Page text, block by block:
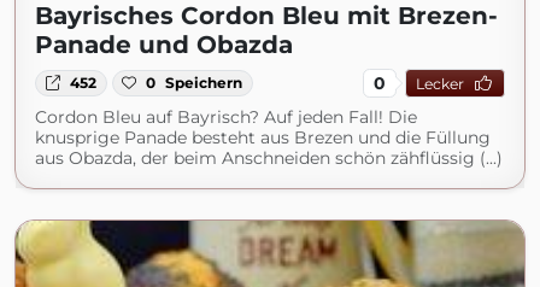
Bayrisches Cordon Bleu mit Brezen-
Panade und Obazda
452 0 Speichern 0 Lecker
Cordon Bleu auf Bayrisch? Auf jeden Fall! Die
knusprige Panade besteht aus Brezen und die Füllung
aus Obazda, der beim Anschneiden schön zähflüssig (...)